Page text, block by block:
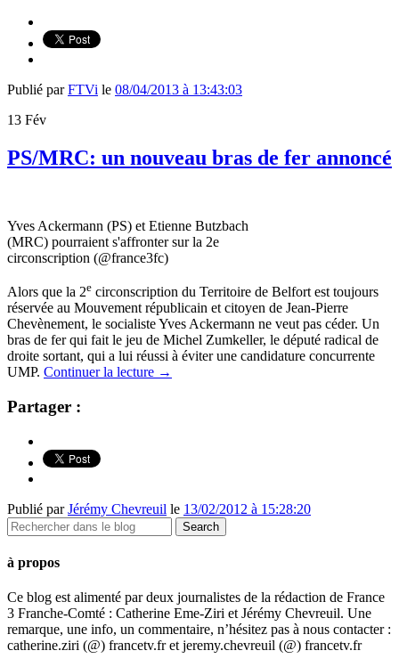
Publié parFTVi le 08/04/2013 à 13:43:03
13 Fév
PS/MRC: un nouveau bras de fer annoncé
Yves Ackermann (PS) et Etienne Butzbach
(MRC) pourraient s'affronter sur la 2e
circonscription (@france3fc)
Alors que la 2e circonscription du Territoire de Belfort est toujours
réservée au Mouvement républicain et citoyen de Jean-Pierre
Chevènement, le socialiste Yves Ackermann ne veut pas céder. Un
bras de fer qui fait le jeu de Michel Zumkeller, le député radical de
droite sortant, qui a lui réussi à éviter une candidature concurrente
UMP. Continuer la lecture →
Partager :
Publié parJérémy Chevreuil le 13/02/2012 à 15:28:20
à propos
Ce blog est alimenté par deux journalistes de la rédaction de France
3 Franche-Comté : Catherine Eme-Ziri et Jérémy Chevreuil. Une
remarque, une info, un commentaire, n’hésitez pas à nous contacter :
catherine.ziri (@) francetv.fr et jeremy.chevreuil (@) francetv.fr